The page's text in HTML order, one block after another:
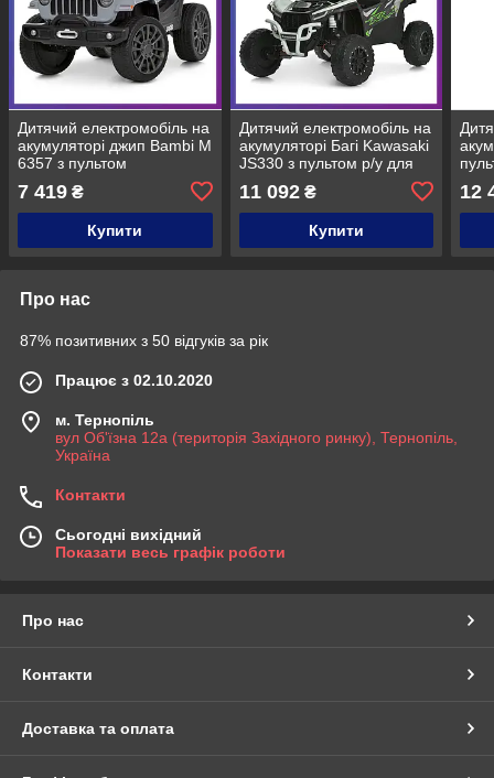
Дитячий електромобіль на
акумуляторі джип Bambi M
6357 з пультом
радіокерування для дітей
3-8 років Сірий
7 419 ₴
Купити
Дитячий електромобіль на
акумуляторі Багі Kawasaki
JS330 з пультом р/у для
11 092₴
Купити
12
Про нас
87% позитивних з 50 відгуків за рік
Працює з 02.10.2020
м. Тернопіль
вул Об'їзна 12а (територія Західного ринку), Тернопіль,
Україна
Контакти
Сьогодні вихідний
Показати весь графік роботи
Про нас
Контакти
Доставка та оплата